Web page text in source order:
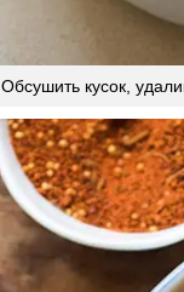
Обсушить кусок,